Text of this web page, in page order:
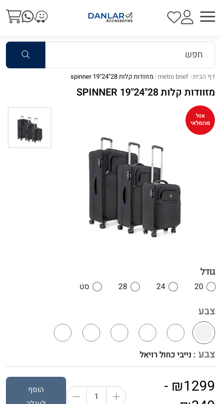
דף הבית metro brief מזוודות קלות spinner 19"24"28
מזוודות קלות SPINNER 19"24"28
צבע
צבע : נייבי כחול רויאל
גודל
20
24
28 סט
₪1299 -
הוסף